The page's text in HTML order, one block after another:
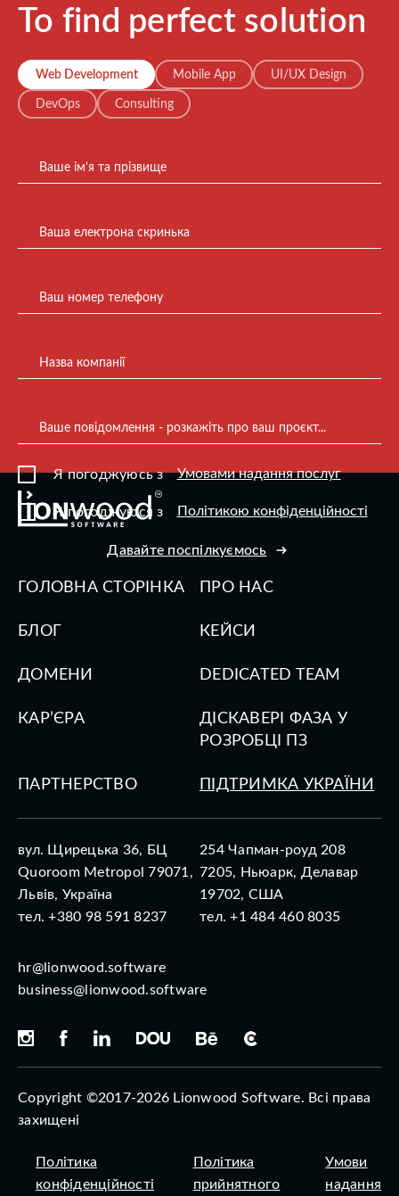
To find perfect solution
Web Development Mobile App UI/UX Design
DevOps Consulting
Ваше ім'я та прізвище
Ваша електрона скринька
Ваш номер телефону
Назва компанії
Ваше повідомлення - розкажіть про ваш проєкт...
Я погоджуюсь з Умовами надання послуг
Я погоджуюся з Політикою конфіденційності
Давайте поспілкуємось
ГОЛОВНА СТОРІНКА ПРО НАС
БЛОГ КЕЙСИ
ДОМЕНИ DEDICATED TEAM
КАР’ЄРА
ДІСКАВЕРІ ФАЗА У
РОЗРОБЦІ ПЗ
ПАРТНЕРСТВО ПІДТРИМКА УКРАЇНИ
вул. Щирецька 36, БЦ
Quoroom Metropol 79071,
Львів, Україна
тел. +380 98 591 8237
254 Чапман-роуд 208
7205, Ньюарк, Делавар
19702, США
тел. +1 484 460 8035
hr@lionwood.software
business@lionwood.software
Copyright ©2017-2026 Lionwood Software. Всі права
захищені
Політика
конфіденційності
Політика
прийнятного
Умови
надання